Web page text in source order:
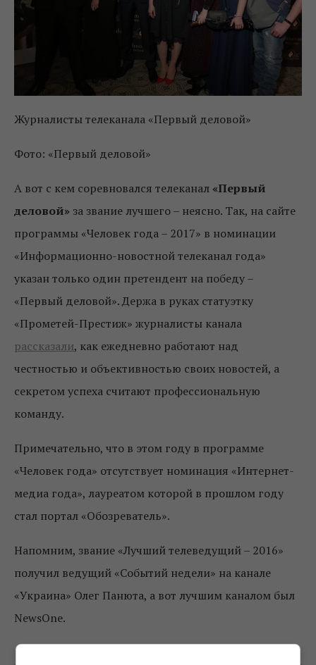
Журналисты телеканала «Первый деловой»
Фото: «Первый деловой»
А вот с кем соревновался телеканал «Первый
деловой» за звание лучшего – неясно. Так, на сайте
программы «Человек года – 2017» в номинации
«Информационно-новостной телеканал года»
указан только один претендент на победу –
«Первый деловой». Держа в руках статуэтку
«Прометей-Престиж» журналисты канала
рассказали, как ежедневно работают над
честностью и объективностью своих новостей, а
секретом успеха считают профессиональную
команду.
Примечательно, что в этом году в программе
«Человек года» отсутствует номинация «Интернет-
медиа года», лауреатом которой в прошлом году
стал портал «Обозреватель».
Напомним, звание «Лучший телеведущий – 2016»
получил ведущий «Событий недели» на канале
«Украина» Олег Панюта, а вот лучшим каналом был
NewsOne.